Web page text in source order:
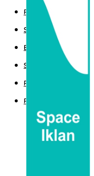
POLITIK
SPORT
EKBIS
SAINTEK
PEMERINTAHAN
PARLEMEN